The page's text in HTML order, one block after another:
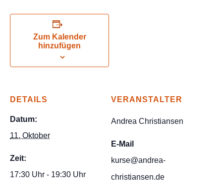
Zum Kalender
hinzufügen
DETAILS
Datum:
11. Oktober
Zeit:
17:30 Uhr - 19:30 Uhr
VERANSTALTER
Andrea Christiansen
E-Mail
kurse@andrea-
christiansen.de